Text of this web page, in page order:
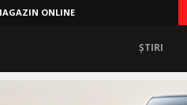
ONLINE
ȘTIRI